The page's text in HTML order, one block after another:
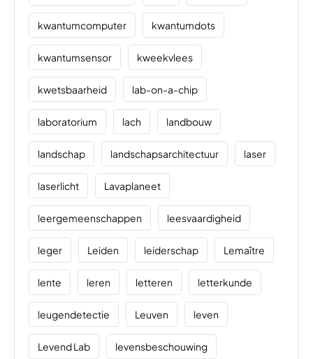
kwantumcomputer kwantumdots
kwantumsensor kweekvlees
kwetsbaarheid lab-on-a-chip
laboratorium lach landbouw
landschap landschapsarchitectuur laser
laserlicht Lavaplaneet
leergemeenschappen leesvaardigheid
leger Leiden leiderschap Lemaître
lente leren letteren letterkunde
leugendetectie Leuven leven
Levend Lab levensbeschouwing